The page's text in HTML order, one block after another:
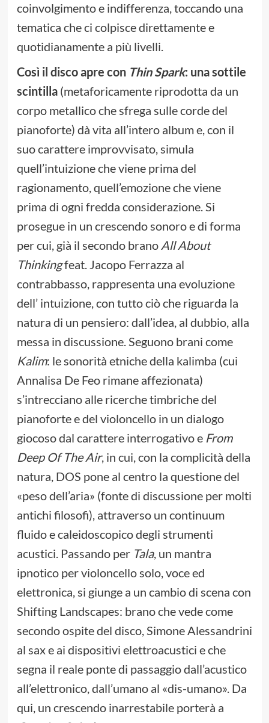
coinvolgimento e indifferenza, toccando una
tematica che ci colpisce direttamente e
quotidianamente a più livelli.
Così il disco apre con Thin Spark: una sottile
scintilla(metaforicamente riprodotta da un
corpo metallico che sfrega sulle corde del
pianoforte) dà vita all’intero album e, con il
suo carattere improvvisato, simula
quell’intuizione che viene prima del
ragionamento, quell’emozione che viene
prima di ogni fredda considerazione. Si
prosegue in un crescendo sonoro e di forma
per cui, già il secondo brano All About
Thinkingfeat. Jacopo Ferrazza al
contrabbasso, rappresenta una evoluzione
dell’ intuizione, con tutto ciò che riguarda la
natura di un pensiero: dall’idea, al dubbio, alla
messa in discussione. Seguono brani come
Kalim: le sonorità etniche della kalimba (cui
Annalisa De Feo rimane affezionata)
s’intrecciano alle ricerche timbriche del
pianoforte e del violoncello in un dialogo
giocoso dal carattere interrogativo e From
Deep Of The Air, in cui, con la complicità della
natura, DOS pone al centro la questione del
«peso dell’aria» (fonte di discussione per molti
antichi filosofi), attraverso un continuum
fluido e caleidoscopico degli strumenti
acustici. Passando per Tala, un mantra
ipnotico per violoncello solo, voce ed
elettronica, si giunge a un cambio di scena con
Shifting Landscapes: brano che vede come
secondo ospite del disco, Simone Alessandrini
al sax e ai dispositivi elettroacustici e che
segna il reale ponte di passaggio dall’acustico
all’elettronico, dall’umano al «dis-umano». Da
qui, un crescendo inarrestabile porterà a